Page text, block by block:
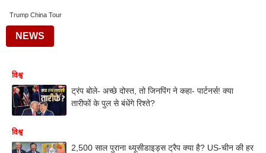
Trump China Tour
NEWS
विश्व
ट्रंप बोले- अच्छे दोस्त, तो जिनपिंग ने कहा- पार्टनर्स! क्या
तारीफों के पुल से बंधेंगे रिश्ते?
विश्व
2,500 साल पुराना थ्यूसीडाइड्स ट्रैप क्या है? US-चीन की हर